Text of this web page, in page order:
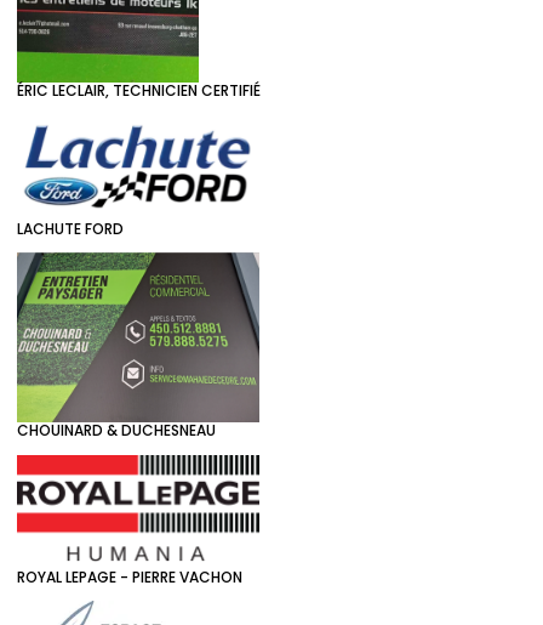
ÉRIC LECLAIR, TECHNICIEN CERTIFIÉ
LACHUTE FORD
CHOUINARD & DUCHESNEAU
ROYAL LEPAGE - PIERRE VACHON